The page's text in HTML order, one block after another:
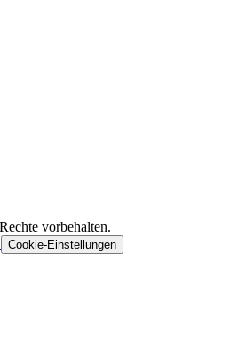
vorbehalten.
Cookie-Einstellungen